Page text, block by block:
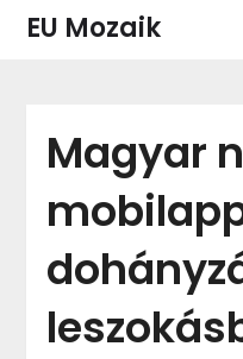
SkipEU Mozaik
Magyar